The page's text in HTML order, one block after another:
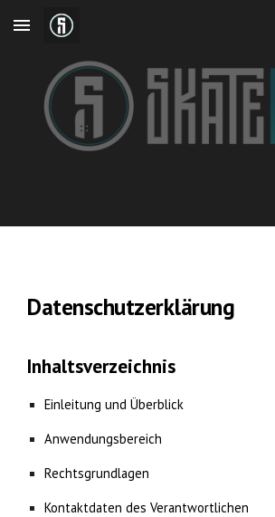
Skip to main content
Datenschutzerklärung
Inhaltsverzeichnis
Einleitung und Überblick
Anwendungsbereich
Rechtsgrundlagen
Kontaktdaten des Verantwortlichen